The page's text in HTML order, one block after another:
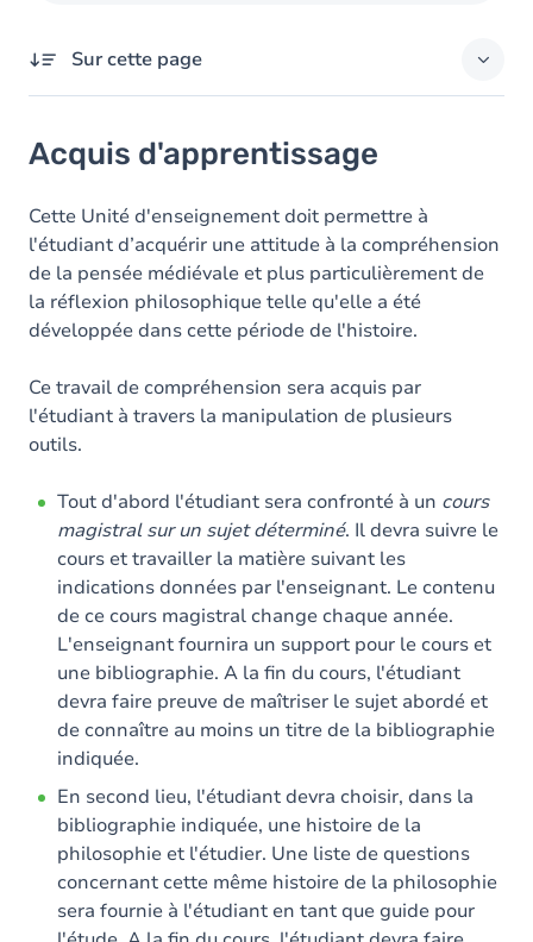
Sur cette page
Objectifs
Contenu
Exercices
Acquis d'apprentissage
Cette Unité d'enseignement doit permettre à
l'étudiant d’acquérir une attitude à la compréhension
de la pensée médiévale et plus particulièrement de
la réflexion philosophique telle qu'elle a été
développée dans cette période de l'histoire.
Ce travail de compréhension sera acquis par
l'étudiant à travers la manipulation de plusieurs
outils.
Tout d'abord l'étudiant sera confronté à un cours
magistral sur un sujet déterminé. Il devra suivre le
cours et travailler la matière suivant les
indications données par l'enseignant. Le contenu
de ce cours magistral change chaque année.
L'enseignant fournira un support pour le cours et
une bibliographie. A la fin du cours, l'étudiant
devra faire preuve de maîtriser le sujet abordé et
de connaître au moins un titre de la bibliographie
indiquée.
En second lieu, l'étudiant devra choisir, dans la
bibliographie indiquée, une histoire de la
philosophie et l'étudier. Une liste de questions
concernant cette même histoire de la philosophie
sera fournie à l'étudiant en tant que guide pour